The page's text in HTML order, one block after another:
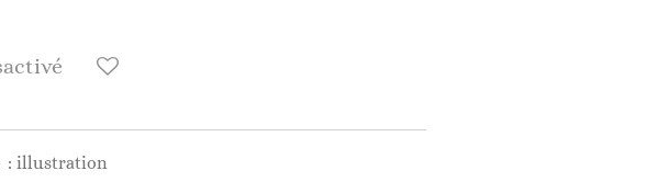
: illustration